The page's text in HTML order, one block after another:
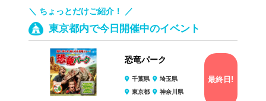
＼ ちょっとだけご紹介！ ／
東京都内で今日開催中のイベント
恐竜パーク
千葉県
埼玉県
東京都
神奈川県
最終日!